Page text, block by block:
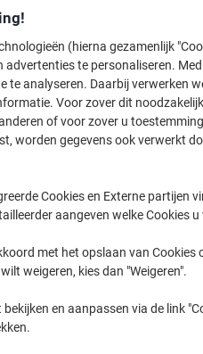
Filterkoffie ›
u een uitgebreide selectie
van koffiebonen, het gemak
optie voor uw smaak. Duik in
(hierna gezamenlijk
te personaliseren.
te analyseren. Daarbij verwerken
Voor zover dit
of voor zover u
worden gegevens ook verwerkt
Cookies en Externe partijen
aangeven welke Cookies
met het opslaan van Cookies
weigeren, kies dan "Weigeren".
en aanpassen via de link